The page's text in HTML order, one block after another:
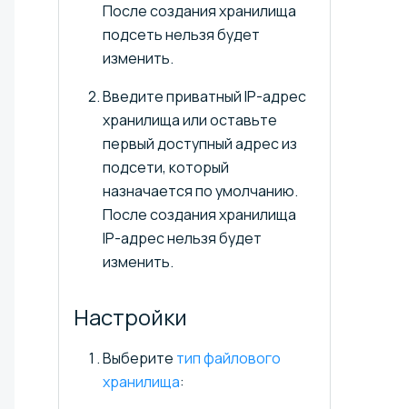
После создания хранилища
подсеть нельзя будет
изменить.
Введите приватный IP-адрес
хранилища или оставьте
первый доступный адрес из
подсети, который
назначается по умолчанию.
После создания хранилища
IP-адрес нельзя будет
изменить.
Настройки
Выберите тип файлового
хранилища: